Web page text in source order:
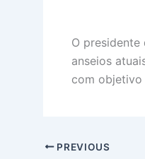
O presidente
anseios
com objetivo
PREVIOUS